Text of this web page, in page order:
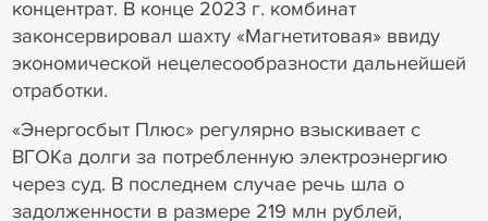
концентрат. В конце 2023 г. комбинат
законсервировал шахту «Магнетитовая» ввиду
экономической нецелесообразности дальнейшей
отработки.
«Энергосбыт Плюс» регулярно взыскивает с
ВГОКа долги за потребленную электроэнергию
через суд. В последнем случае речь шла о
задолженности в размере 219 млн рублей,